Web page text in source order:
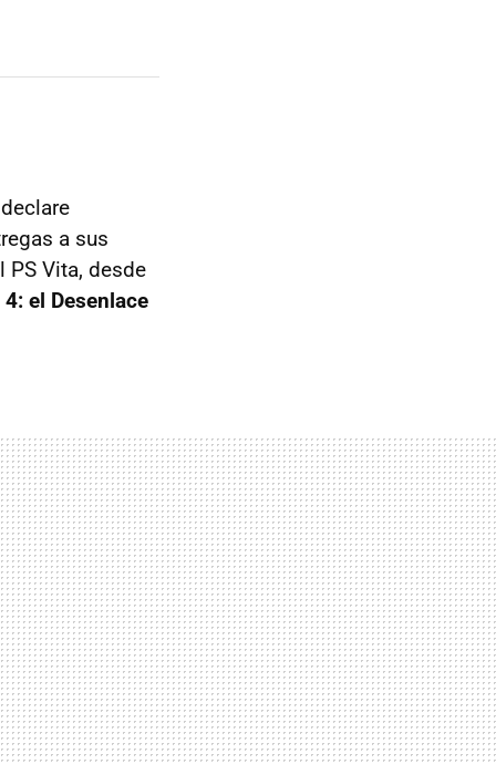
a sus
Vita, desde
el Desenlace